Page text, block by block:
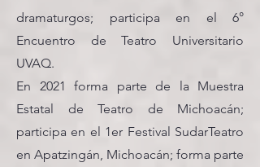
dramaturgos; participa en el 6°
Encuentro de Teatro Universitario
UVAQ.
En 2021 forma parte de la Muestra
Estatal de Teatro de Michoacán;
participa en el 1er Festival SudarTeatro
en Apatzingán, Michoacán; forma parte